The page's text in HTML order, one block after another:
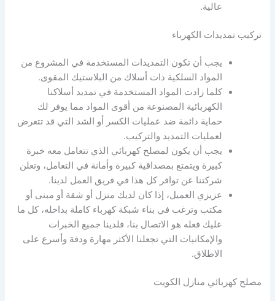
عالية.
تركيب تمديدات الكهرباء
يجب أن تكون التمديدات المستخدمة في المشروع من
المواد السلكية ذات أسلاك من البلاستيك المقوى.
كلما زادت المواد المستخدمة في تمديد أسلاكنا
الكهربائية المصنوعة من أقوى المواد مما يوفر لك
حماية دائمة ضد عمليات الكسر أو الشد التي قد تتعرض
لعمليات التمديد والتركيب.
يجب أن يكون لمصلح كهربائي الذي تتعامل معه خبرة
كبيرة ويتمتع بمصداقية كبيرة وأمانة في التعامل، وتعلن
شركتنا عن توافر كل هذا في فريق العمل لدينا.
عزيزي العميل، إذا كان لديك منزل أو شقة أو مبنى أو
مكتب وترغب في بناء شبكة كهرباء كاملة بداخله، كل ما
عليك فعله هو الاتصال بنا، فلدينا جميع الخبرات
والإمكانيات التي تجعلنا الأكثر مهارة ودقة وأسرع على
الاطلاق.
مصلح كهربائي منازل الكويت